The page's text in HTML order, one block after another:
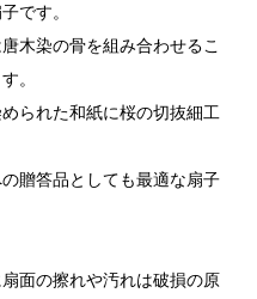
です。
木染の骨を組み合わせるこ
。
られた和紙に桜の切抜細工
贈答品としても最適な扇子
面の擦れや汚れは破損の原